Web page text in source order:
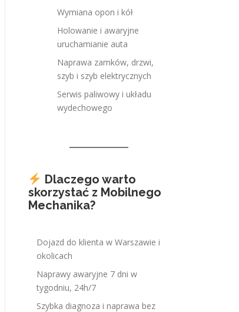
Wymiana opon i kół
Holowanie i awaryjne
uruchamianie auta
Naprawa zamków, drzwi,
szyb i szyb elektrycznych
Serwis paliwowy i układu
wydechowego
Dlaczego warto
skorzystać z Mobilnego
Mechanika?
Dojazd do klienta w Warszawie i
okolicach
Naprawy awaryjne 7 dni w
tygodniu, 24h/7
Szybka diagnoza i naprawa bez